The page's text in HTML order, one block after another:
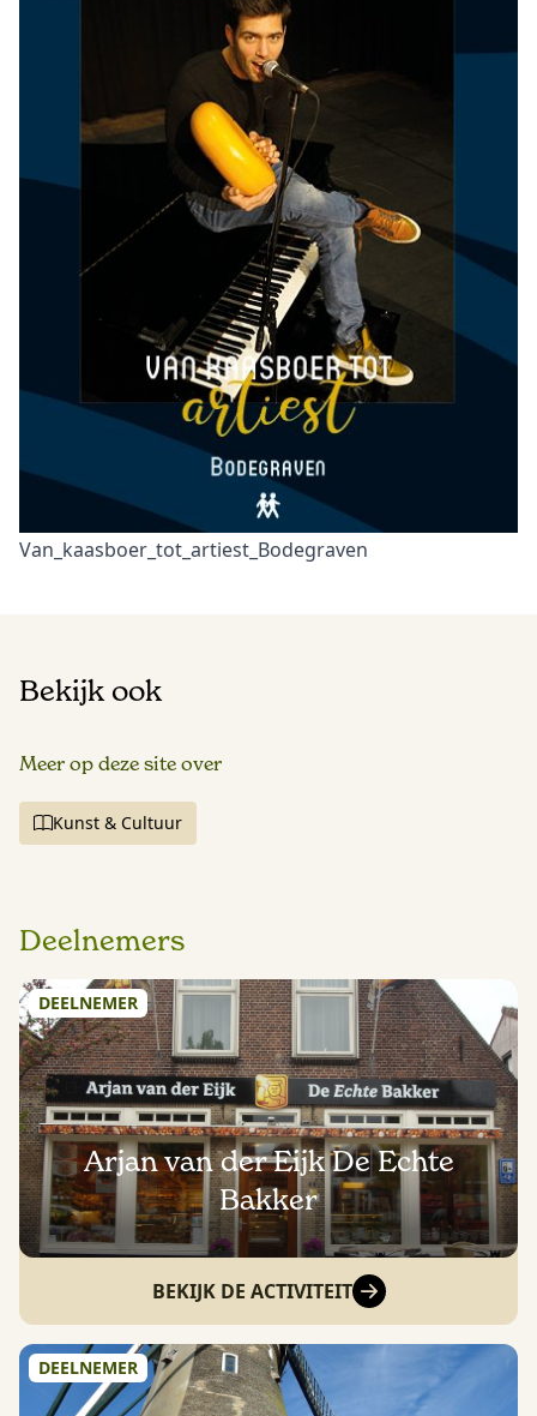
Van_kaasboer_tot_artiest_Bodegraven
Bekijk ook
Meer op deze site over
Kunst & Cultuur
Deelnemers
DEELNEMER
Arjan van der Eijk De Echte
Bakker
BEKIJK DE ACTIVITEIT
DEELNEMER